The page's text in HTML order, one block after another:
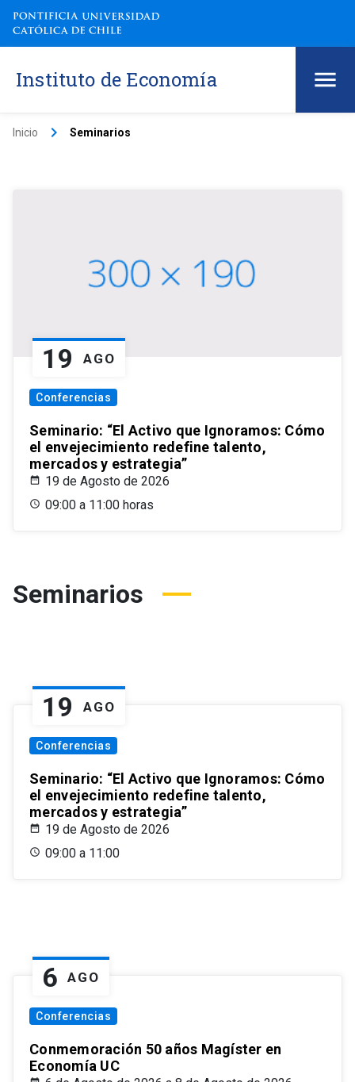
Instituto de Economía
Inicio keyboard_arrow_right Seminarios
19 AGO
Conferencias
Seminario: “El Activo que Ignoramos: Cómo
el envejecimiento redefine talento,
mercados y estrategia”
19 de Agosto de 2026
09:00 a 11:00 horas
Seminarios
19 AGO
Conferencias
Seminario: “El Activo que Ignoramos: Cómo
el envejecimiento redefine talento,
mercados y estrategia”
19 de Agosto de 2026
09:00 a 11:00
6 AGO
Conferencias
Conmemoración 50 años Magíster en
Economía UC